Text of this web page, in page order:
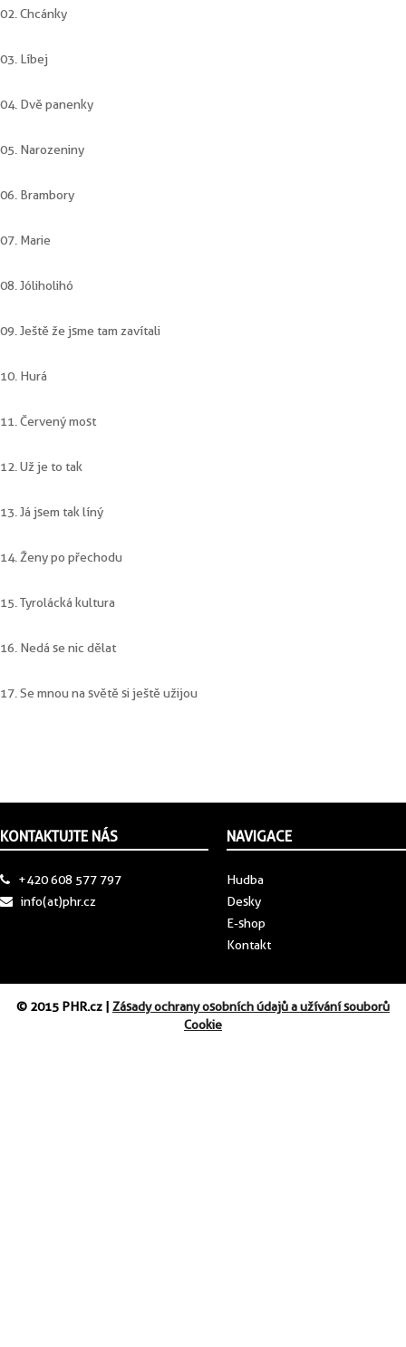
02. Chcánky
03. Líbej
04. Dvě panenky
05. Narozeniny
06. Brambory
07. Marie
08. Jóliholihó
09. Ještě že jsme tam zavítali
10. Hurá
11. Červený most
12. Už je to tak
13. Já jsem tak líný
14. Ženy po přechodu
15. Tyrolácká kultura
16. Nedá se nic dělat
17. Se mnou na světě si ještě užijou
KONTAKTUJTE NÁS
+420 608 577 797
info(at)phr.cz
NAVIGACE
Hudba
Desky
E-shop
Kontakt
© 2015 PHR.cz | Zásady ochrany osobních údajů a užívání souborů
Cookie